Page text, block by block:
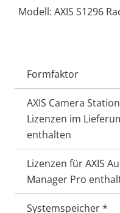
Modell: AXIS S1296
Formfaktor
AXIS Camera
Lizenzen im
enthalten
Lizenzen für AXIS
Manager Pro
Systemspeicher *